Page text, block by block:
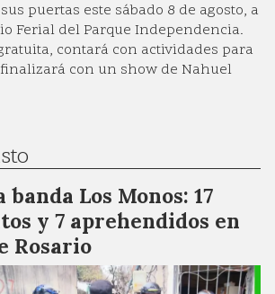
puertas este sábado 8 de agosto, a
Ferial del Parque Independencia.
contará con actividades para
con un show de Nahuel
banda Los Monos: 17
y 7 aprehendidos en
Rosario